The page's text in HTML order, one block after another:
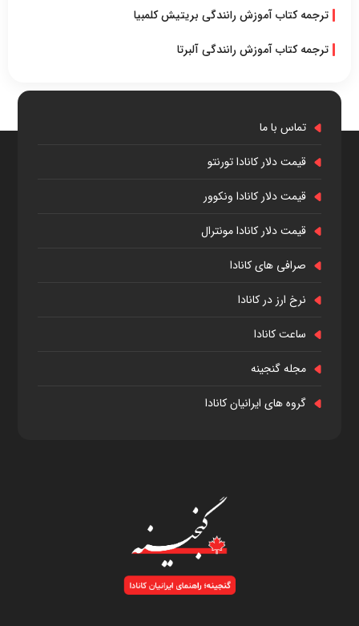
ترجمه کتاب آموزش رانندگی بریتیش کلمبیا
ترجمه کتاب آموزش رانندگی آلبرتا
تماس با ما
قیمت دلار کانادا تورنتو
قیمت دلار کانادا ونکوور
قیمت دلار کانادا مونترال
صرافی های کانادا
نرخ ارز در کانادا
ساعت کانادا
مجله گنجینه
گروه های ایرانیان کانادا